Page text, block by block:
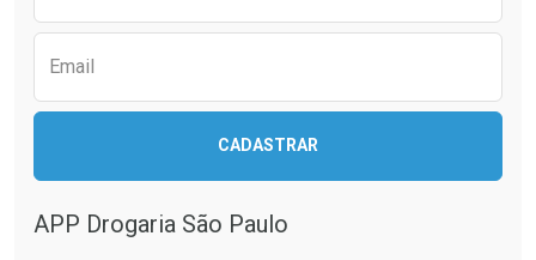
Email
CADASTRAR
APP Drogaria São Paulo